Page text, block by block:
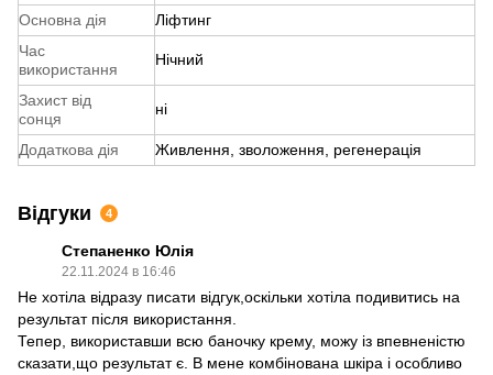
Основна дія
Ліфтинг
Час
використання
Нічний
Захист від
сонця
ні
Додаткова дія Живлення, зволоження, регенерація
Відгуки 4
Степаненко Юлія
22.11.2024 в 16:46
Не хотіла відразу писати відгук,оскільки хотіла подивитись на
результат після використання.
Тепер, використавши всю баночку крему, можу із впевненістю
сказати,що результат є. В мене комбінована шкіра і особливо